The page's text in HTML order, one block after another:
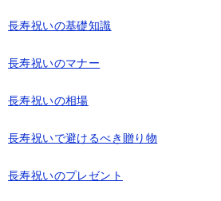
長寿祝いの基礎知識
長寿祝いのマナー
長寿祝いの相場
長寿祝いで避けるべき贈り物
長寿祝いのプレゼント